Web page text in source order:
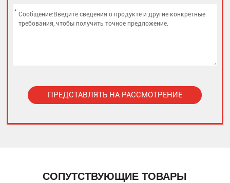
*
ПРЕДСТАВЛЯТЬ НА РАССМОТРЕНИЕ
СОПУТСТВУЮЩИЕ ТОВАРЫ